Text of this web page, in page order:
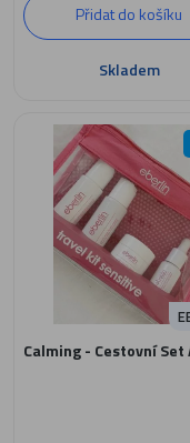
Přidat do košíku
Skladem
Calming - Cestovní Set